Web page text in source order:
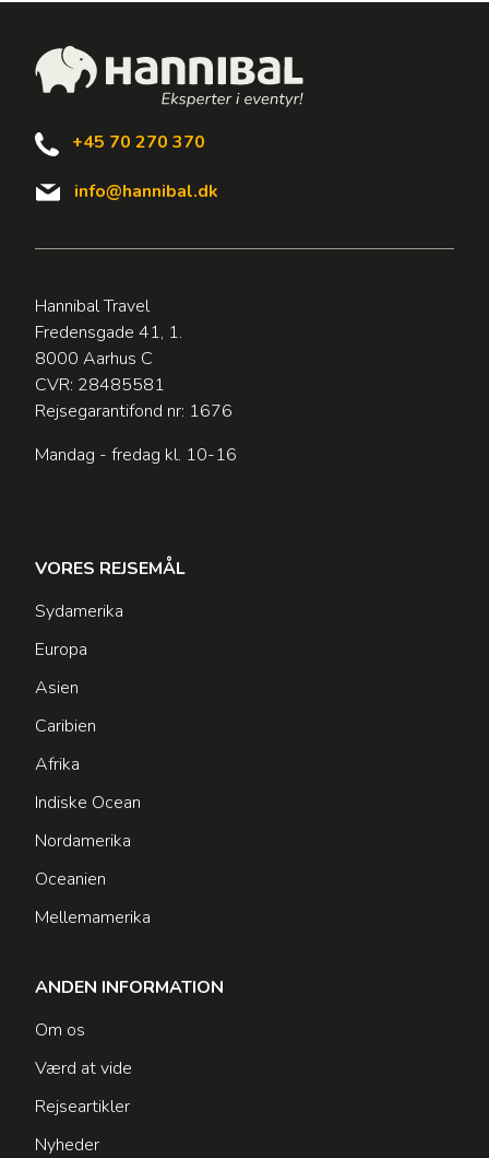
+45 70 270 370
info@hannibal.dk
Hannibal Travel
Fredensgade 41, 1.
8000 Aarhus C
CVR: 28485581
Rejsegarantifond nr: 1676
Mandag - fredag kl. 10-16
VORES REJSEMÅL
Sydamerika
Europa
Asien
Caribien
Afrika
Indiske Ocean
Nordamerika
Oceanien
Mellemamerika
ANDEN INFORMATION
Om os
Værd at vide
Rejseartikler
Nyheder